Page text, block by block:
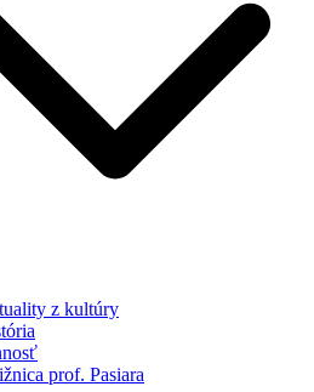
z kultúry
prof. Pasiara